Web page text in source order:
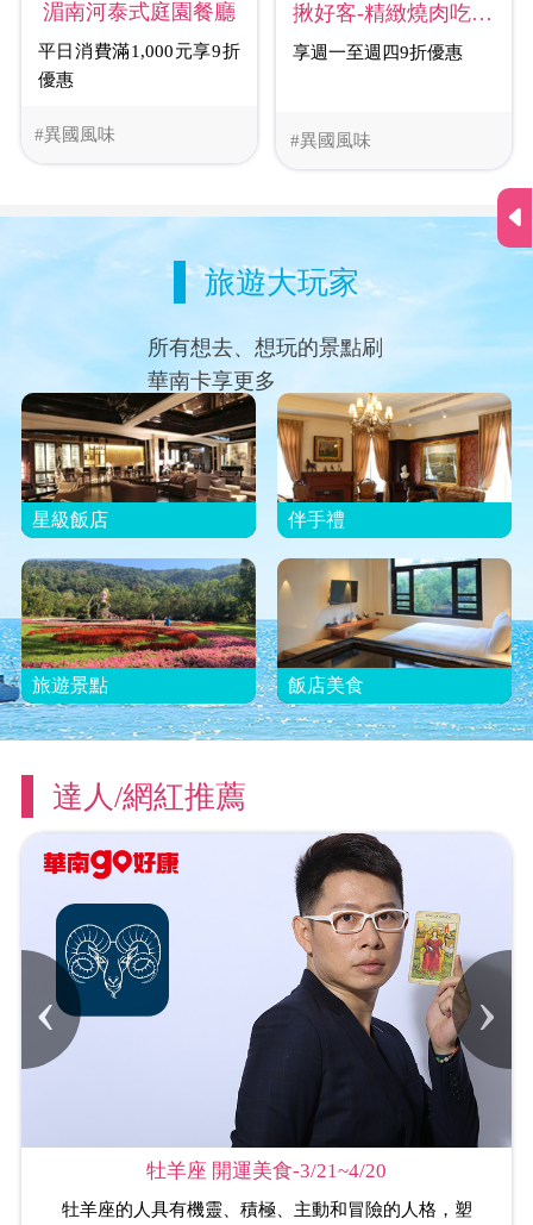
#異國風味
湄南河泰式庭園餐廳
平日消費滿1,000元享9折
優惠
#異國風味
揪好客-精緻燒肉吃到爽新竹店
享週一至週四9折優惠
旅遊大玩家
所有想去、想玩的景點刷
華南卡享更多
星級飯店 伴手禮
旅遊景點 飯店美食
達人/網紅推薦
牡羊座 開運美食-3/21~4/20
牡羊座的人具有機靈、積極、主動和冒險的人格，塑
‹ ›